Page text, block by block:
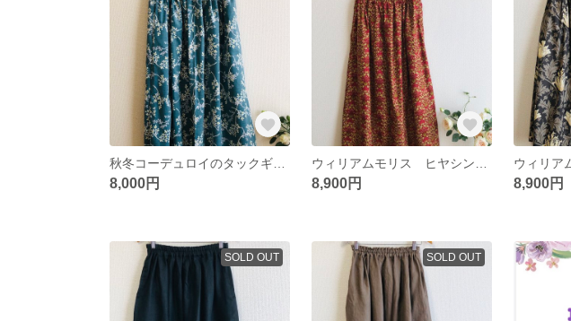
8,000円 8,900円 8,900円
SOLD OUT SOLD OUT